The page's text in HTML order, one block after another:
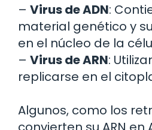
– Virus de ADN:
material genético y
en el núcleo de la
– Virus de ARN:
replicarse en el
Algunos, como los